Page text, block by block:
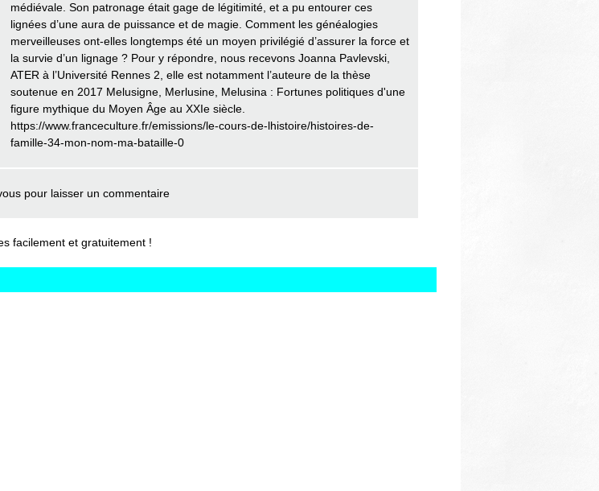
médiévale. Son patronage était gage de légitimité, et a pu entourer ces
lignées d’une aura de puissance et de magie. Comment les généalogies
merveilleuses ont-elles longtemps été un moyen privilégié d’assurer la force et
la survie d’un lignage ? Pour y répondre, nous recevons Joanna Pavlevski,
ATER à l’Université Rennes 2, elle est notamment l’auteure de la thèse
soutenue en 2017 Melusigne, Merlusine, Melusina : Fortunes politiques d'une
figure mythique du Moyen Âge au XXIe siècle.
https://www.franceculture.fr/emissions/le-cours-de-lhistoire/histoires-de-
famille-34-mon-nom-ma-bataille-0
pour laisser un commentaire
facilement et gratuitement !